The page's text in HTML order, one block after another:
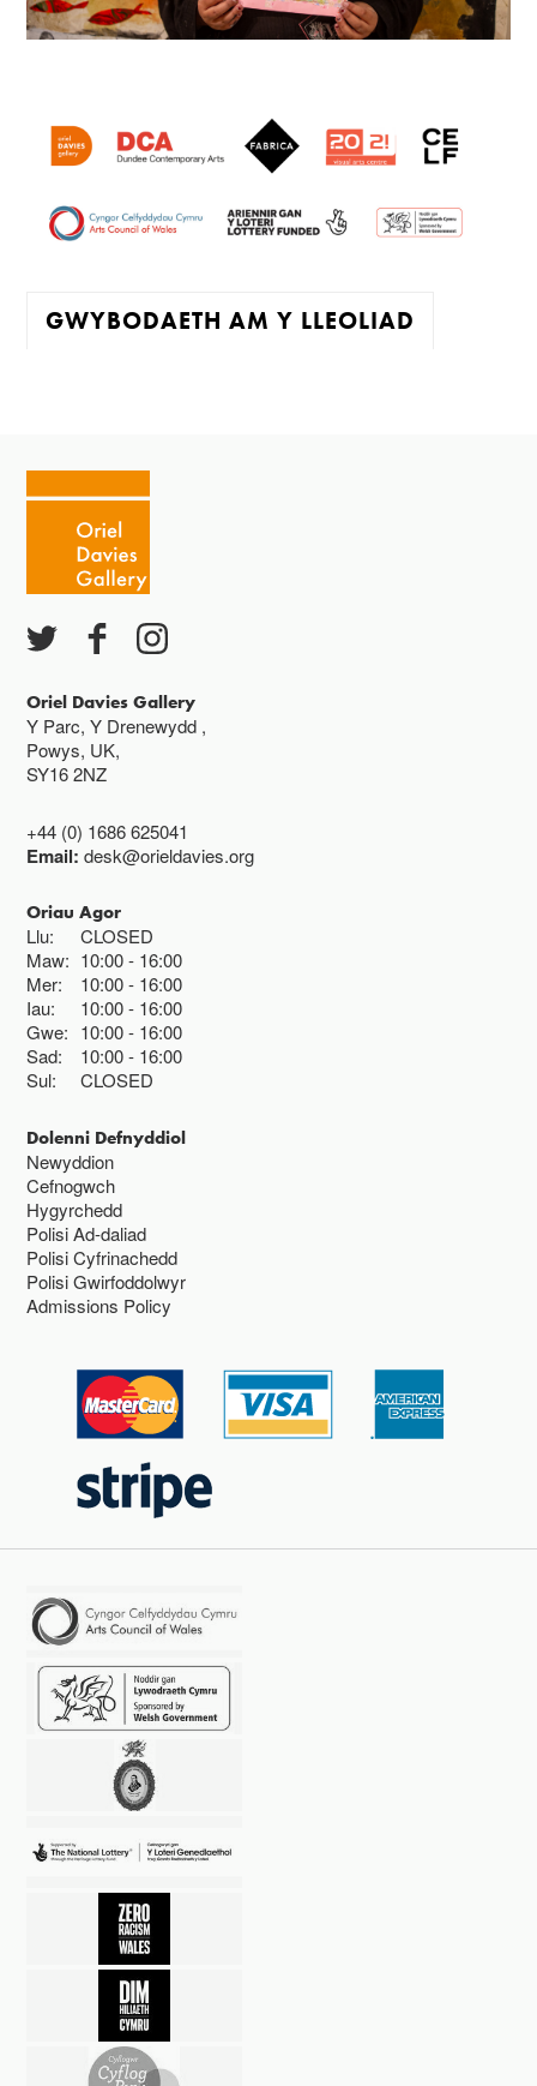
GWYBODAETH AM Y LLEOLIAD
Caffi yn cau am 3
Ac eithrio digwyddiadau arbennig
Gwyliau banc ar gau
Oriel Davies Gallery
Y Parc, Y Drenewydd ,
Powys, UK,
SY16 2NZ
+44 (0) 1686 625041
Email:desk@orieldavies.org
Oriau Agor
Llu:
CLOSED
Maw: 10:00 16:00
Mer:
10:00 16:00
Iau:
10:00 16:00
Gwe: 10:00 16:00
Sad:
10:00 16:00
Sul:
CLOSED
Dolenni Defnyddiol
Newyddion
Cefnogwch
Hygyrchedd
Polisi Ad-daliad
Polisi Cyfrinachedd
Polisi Gwirfoddolwyr
Admissions Policy